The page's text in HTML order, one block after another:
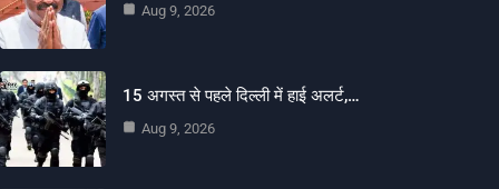
Aug 9, 2026
15 अगस्त से पहले दिल्ली में हाई अलर्ट,…
Aug 9, 2026